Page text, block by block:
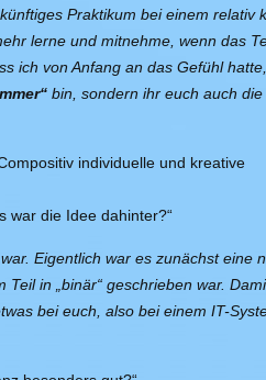
Praktikum bei einem relativ
lerne und mitnehme, wenn das
ich von Anfang an das Gefühl
bin, sondern ihr euch auch
individuelle und kreative
war die Idee dahinter?“
Eigentlich war es zunächst eine
in „binär“ geschrieben war.
bei euch, also bei einem IT-